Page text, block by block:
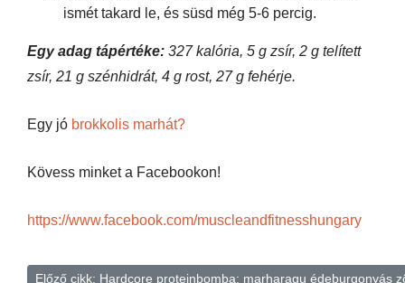
ismét takard le, és süsd még 5-6 percig.
Egy adag tápértéke: 327 kalória, 5 g zsír, 2 g telített
zsír, 21 g szénhidrát, 4 g rost, 27 g fehérje.
Egy jó brokkolis marhát?
Kövess minket a Facebookon!
https://www.facebook.com/muscleandfitnesshungary
Előző cikk: Hardcore proteinbomba: marharagu édeburgonyás